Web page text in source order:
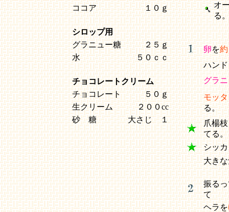
ココア
１０ｇ
シロップ用
グラニュー糖
２５ｇ
水
５０ｃｃ
チョコレートクリーム
チョコレート
５０ｇ
生クリーム
２００cc
砂 糖
大さじ １
オ
る
卵を
ハン
グラ
モッ
る。
爪楊
てる。
シッ
大き
振る
て
ヘラを